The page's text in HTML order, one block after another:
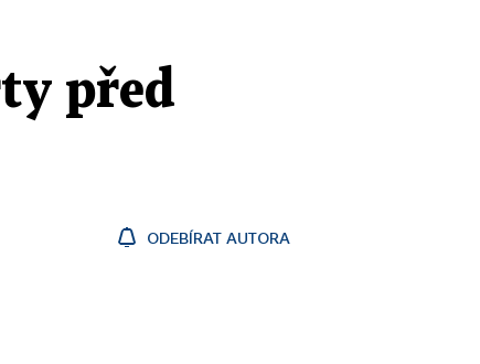
před
ODEBÍRAT AUTORA